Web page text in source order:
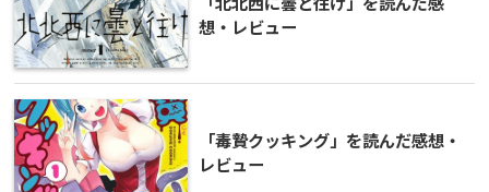
想・レビュー
「毒贄クッキング」を読んだ感想・
レビュー